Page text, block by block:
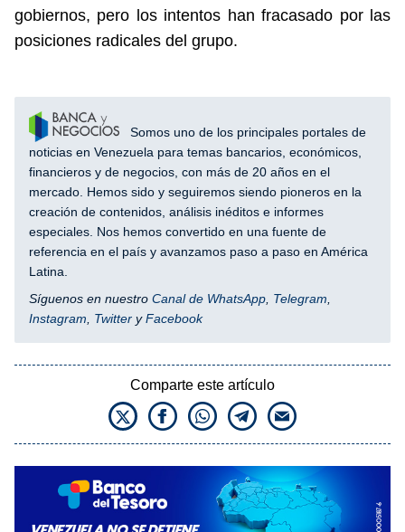
gobiernos, pero los intentos han fracasado por las
posiciones radicales del grupo.
Somos uno de los principales portales de
noticias en Venezuela para temas bancarios, económicos,
financieros y de negocios, con más de 20 años en el
mercado. Hemos sido y seguiremos siendo pioneros en la
creación de contenidos, análisis inéditos e informes
especiales. Nos hemos convertido en una fuente de
referencia en el país y avanzamos paso a paso en América
Latina.
Síguenos en nuestro Canal de WhatsApp Telegram
Instagram
Twitter yFacebook
Comparte este artículo